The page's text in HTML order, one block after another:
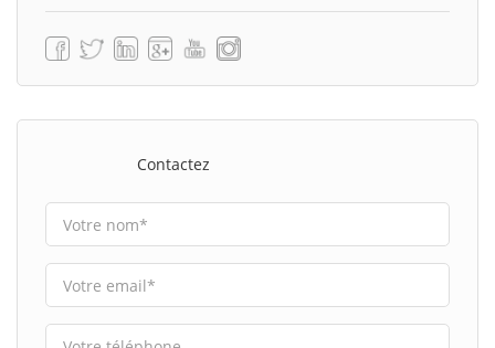
Contactez